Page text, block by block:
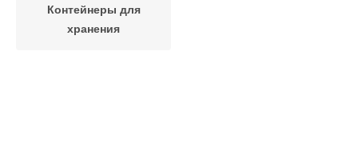
Контейнеры для
хранения